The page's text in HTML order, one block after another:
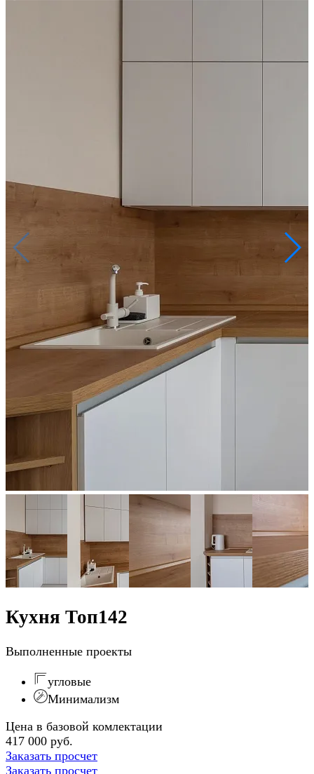
Кухня Топ142
Выполненные проекты
угловые
Минимализм
Цена в базовой комлектации
417 000 руб.
Заказать просчет
Заказать просчет